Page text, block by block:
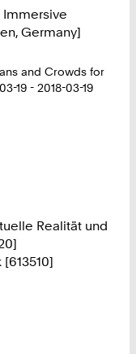
Immersive
Germany]
and Crowds for
19 - 2018-03-19
Realität und